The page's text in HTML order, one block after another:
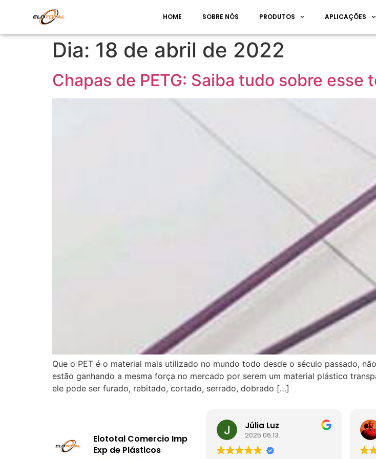
HOME SOBRE NÓS PRODUTOS APLICAÇÕES
Dia: 18 de abril de 2022
Chapas de PETG: Saiba tudo sobre esse
Que o PET é o material mais utilizado no mundo todo desde o século passado,
estão ganhando a mesma força no mercado por serem um material plástico
ele pode ser furado, rebitado, cortado, serrado, dobrado […]
Elototal Comercio Imp
Exp de Plásticos
Júlia Luz
2025.06.13.